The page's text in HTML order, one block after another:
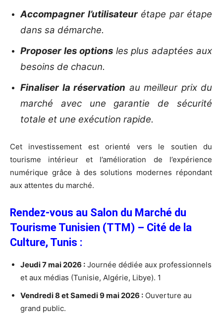
Accompagner l’utilisateurétape par étape
dans sa démarche.
Proposer les optionsles plus adaptées aux
besoins de chacun.
Finaliser la réservation au meilleur prix du
marché avec une garantie de sécurité
totale et une exécution rapide.
Cet investissement est orienté vers le soutien du
tourisme intérieur et l’amélioration de l’expérience
numérique grâce à des solutions modernes répondant
aux attentes du marché.
Rendez-vous au Salon du Marché du
Tourisme Tunisien (TTM) – Cité de la
Culture, Tunis :
Jeudi 7 mai 2026 : Journée dédiée aux professionnels
et aux médias (Tunisie, Algérie, Libye). 1
Vendredi 8 et Samedi 9 mai 2026 : Ouverture au
grand public.